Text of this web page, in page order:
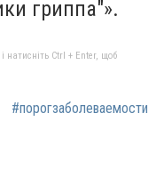
гриппа"».
натисніть Ctrl + Enter, щоб
#порогзаболеваемости